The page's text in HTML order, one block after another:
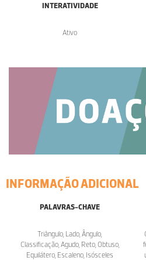
INTERATIVIDADE
Ativo
INFORMAÇÃO ADICIONAL
PALAVRAS-CHAVE
Triângulo, Lado, Ângulo,
Classificação, Agudo, Reto, Obtuso,
Equilátero, Escaleno, Isósceles